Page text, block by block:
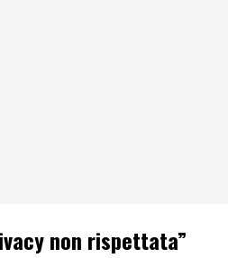
non rispettata”